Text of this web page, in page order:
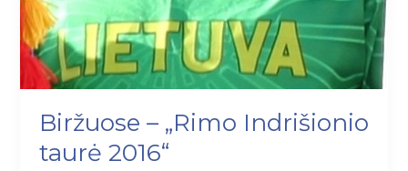
Biržuose – „Rimo Indrišionio
taurė 2016“